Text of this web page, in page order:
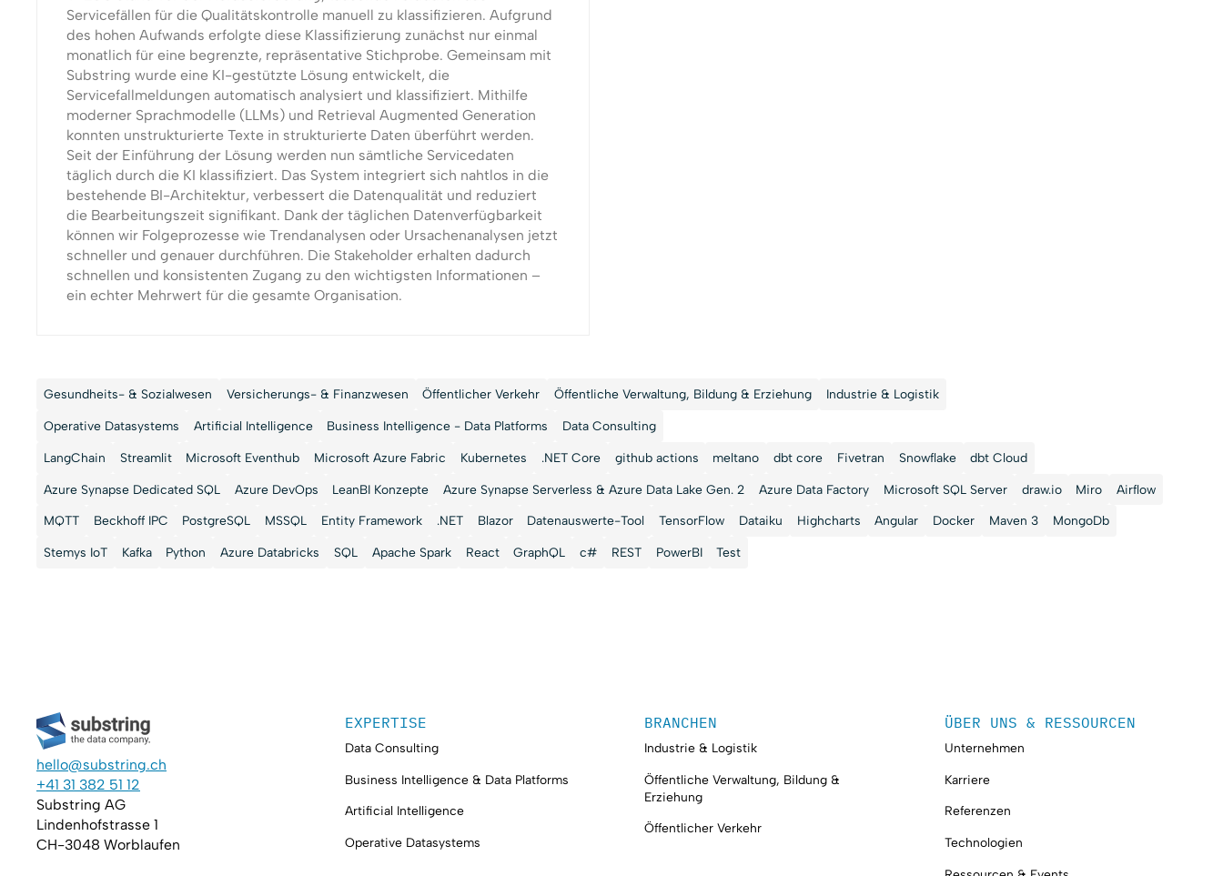
Servicefällen für die Qualitätskontrolle manuell zu klassifizieren. Aufgrund
des hohen Aufwands erfolgte diese Klassifizierung zunächst nur einmal
monatlich für eine begrenzte, repräsentative Stichprobe. Gemeinsam mit
Substring wurde eine KI-gestützte Lösung entwickelt, die
Servicefallmeldungen automatisch analysiert und klassifiziert. Mithilfe
moderner Sprachmodelle (LLMs) und Retrieval Augmented Generation
konnten unstrukturierte Texte in strukturierte Daten überführt werden.
Seit der Einführung der Lösung werden nun sämtliche Servicedaten
täglich durch die KI klassifiziert. Das System integriert sich nahtlos in die
bestehende BI-Architektur, verbessert die Datenqualität und reduziert
die Bearbeitungszeit signifikant. Dank der täglichen Datenverfügbarkeit
können wir Folgeprozesse wie Trendanalysen oder Ursachenanalysen jetzt
schneller und genauer durchführen. Die Stakeholder erhalten dadurch
schnellen und konsistenten Zugang zu den wichtigsten Informationen –
ein echter Mehrwert für die gesamte Organisation.
Gesundheits- & Sozialwesen Versicherungs- & Finanzwesen Öffentlicher Verkehr Öffentliche Verwaltung, Bildung & Erziehung Industrie & Logistik
Operative Datasystems Artificial Intelligence Business Intelligence - Data Platforms Data Consulting
LangChain Streamlit Microsoft Eventhub Microsoft Azure Fabric Kubernetes .NET Core github actions meltano dbt core Fivetran Snowflake dbt Cloud
Azure Synapse Dedicated SQL Azure DevOps LeanBI Konzepte Azure Synapse Serverless & Azure Data Lake Gen. 2 Azure Data Factory Microsoft SQL Server draw.io Miro Airflow
MQTT Beckhoff IPC PostgreSQL MSSQL Entity Framework .NET Blazor Datenauswerte-Tool TensorFlow Dataiku Highcharts Angular Docker Maven 3 MongoDb
Stemys IoT Kafka Python Azure Databricks SQL Apache Spark React GraphQL c# REST PowerBI Test
hello@substring.ch
+41 31 382 51 12
Substring AG
Lindenhofstrasse 1
CH-3048 Worblaufen
EXPERTISE
Data Consulting
Business Intelligence & Data Platforms
Artificial Intelligence
Operative Datasystems
BRANCHEN
Industrie & Logistik
Öffentliche Verwaltung, Bildung &
Erziehung
Öffentlicher Verkehr
ÜBER UNS & RESSOURCEN
Unternehmen
Karriere
Referenzen
Technologien